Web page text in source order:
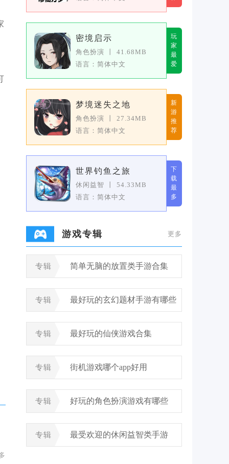
密境启示
角色扮演
41.68MB
语言：简体中文
玩
家
最
爱
梦境迷失之地
角色扮演
27.34MB
语言：简体中文
新
游
推
荐
世界钓鱼之旅
休闲益智
54.33MB
语言：简体中文
下
载
最
多
游戏专辑 更多
专辑 简单无脑的放置类手游合集
专辑 最好玩的玄幻题材手游有哪些
专辑 最好玩的仙侠游戏合集
专辑 街机游戏哪个app好用
专辑 好玩的角色扮演游戏有哪些
专辑 最受欢迎的休闲益智类手游